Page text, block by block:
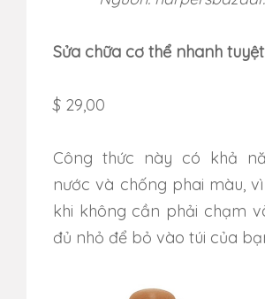
Sửa chữa cơ thể nhanh
$ 29,00
Công thức này có khả
nước và chống phai màu,
khi không cần phải chạm
đủ nhỏ để bỏ vào túi của